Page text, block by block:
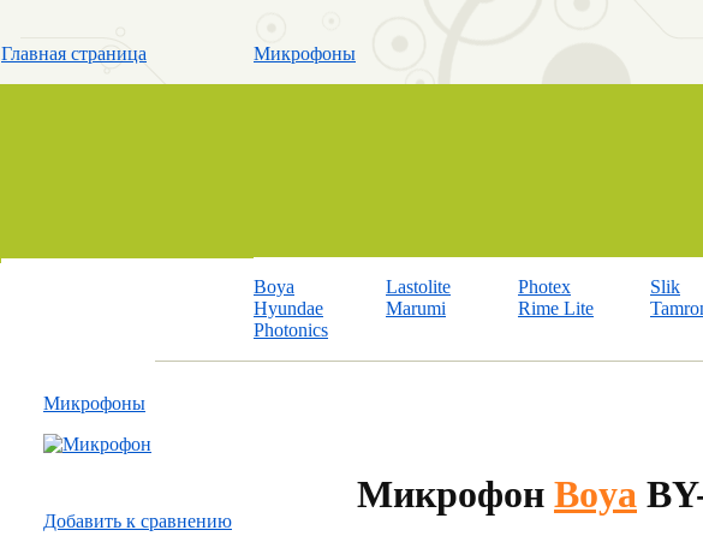
Главная страница Микрофоны
Boya
Hyundae
Photonics
Lastolite
Marumi
Photex
Rime Lite
Slik
Микрофоны
Добавить к cравнению
Микрофон Boya